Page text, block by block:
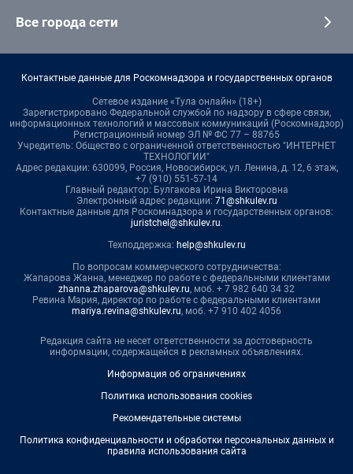
Все города сети
Контактные данные для Роскомнадзора и государственных органов
Сетевое издание «Тула онлайн» (18+)
Зарегистрировано Федеральной службой по надзору в сфере связи,
информационных технологий и массовых коммуникаций (Роскомнадзор)
Регистрационный номер ЭЛ № ФС 77 – 88765
Учредитель: Общество с ограниченной ответственностью "ИНТЕРНЕТ
ТЕХНОЛОГИИ"
Адрес редакции: 630099, Россия, Новосибирск, ул. Ленина, д. 12, 6 этаж,
+7 (910) 551-57-14
Главный редактор: Булгакова Ирина Викторовна
Электронный адрес редакции: 71@shkulev.ru
Контактные данные для Роскомнадзора и государственных органов:
juristchel@shkulev.ru.
Техподдержка: help@shkulev.ru
По вопросам коммерческого сотрудничества:
Жапарова Жанна, менеджер по работе с федеральными клиентами
zhanna.zhaparova@shkulev.ru, моб. + 7 982 640 34 32
Ревина Мария, директор по работе с федеральными клиентами
mariya.revina@shkulev.ru, моб. +7 910 402 4056
Редакция сайта не несет ответственности за достоверность
информации, содержащейся в рекламных объявлениях.
Информация об ограничениях
Политика использования cookies
Рекомендательные системы
Политика конфиденциальности и обработки персональных данных и
правила использования сайта